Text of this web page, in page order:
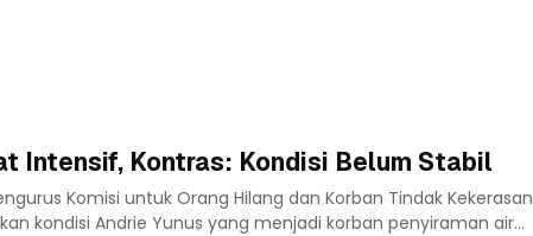
Intensif, Kontras: Kondisi Belum Stabil
Komisi untuk Orang Hilang dan Korban Tindak Kekerasan
kondisi Andrie Yunus yang menjadi korban penyiraman air...